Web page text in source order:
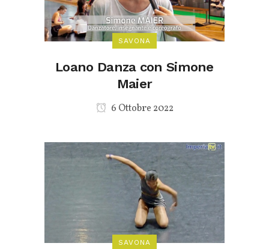
SAVONA
Loano Danza con Simone
Maier
6 Ottobre 2022
SAVONA